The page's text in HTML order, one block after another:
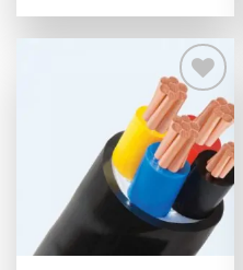
Add to
wishlist